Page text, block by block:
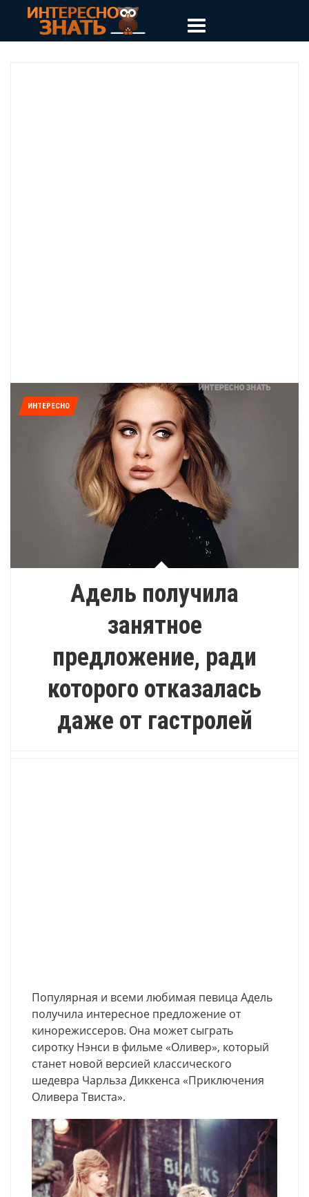
ИНТЕРЕСНО
Адель получила
занятное
предложение, ради
которого отказалась
даже от гастролей
Популярная и всеми любимая певица Адель
получила интересное предложение от
кинорежиссеров. Она может сыграть
сиротку Нэнси в фильме «Оливер», который
станет новой версией классического
шедевра Чарльза Диккенса «Приключения
Оливера Твиста».